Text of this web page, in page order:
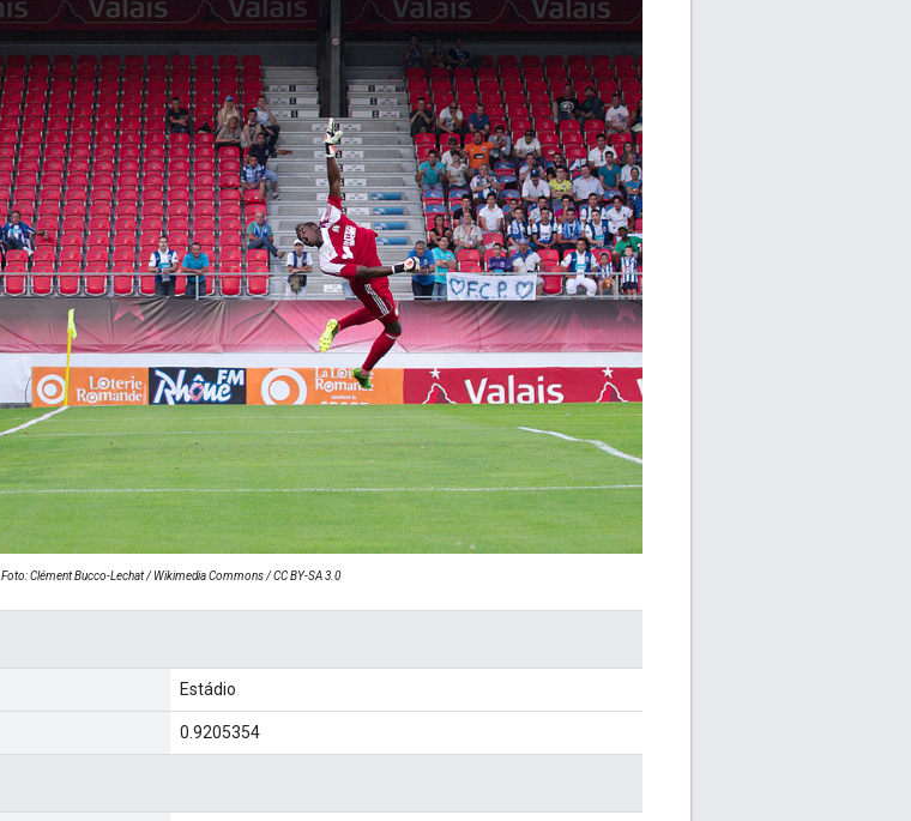
Foto: Clément Bucco-Lechat / Wikimedia Commons / CC BY-SA 3.0
Estádio
0.9205354